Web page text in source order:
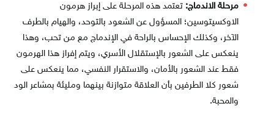
مرحلة الاندماج: تعتمد هذه المرحلة على إبراز هرمون
الاوكسيتوسين؛ المسؤول عن الشعود بالتوحد، والهيام بالطرف
الآخر، وكذلك الإحساس بالراحة في الإندماج مع من تحب، وهذا
ينعكس على الشعور بالإستقلال الأسري، ويتم إفراز هذا الهرمون
فقط عند الشعور بالأمان، والاستقرار النفسي، مما ينعكس على
شعور كلا الطرفين بأن العلاقة متوازنة بينهما ومليئة بمشاعر الود
والمحبة.